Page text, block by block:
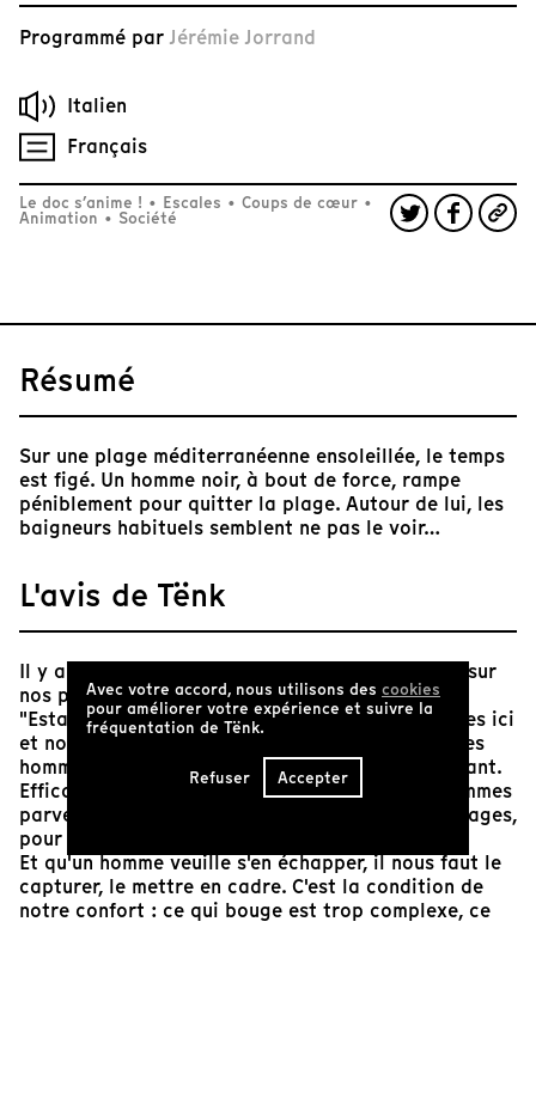
Programmé par Jérémie Jorrand
Italien
Français
Le doc s’anime ! • Escales • Coups de cœur •
Animation • Société
Résumé
Sur une plage méditerranéenne ensoleillée, le temps
est figé. Un homme noir, à bout de force, rampe
péniblement pour quitter la plage. Autour de lui, les
baigneurs habituels semblent ne pas le voir…
L'avis de Tënk
Il y a des hommes et des femmes qui s'échouent sur
nos plages, et ce sont des images.
"Estate" nous place sur cette plage. Nous sommes ici
et nous mangeons des glaces. À côte de nous, des
hommes presque morts. Le contraste est saisissant.
Efficace, oui. Mais il est déjà un cliché. Nous sommes
parvenus à fondre notre culpabilité dans des images,
pour mieux nous en débarrasser.
Et qu'un homme veuille s'en échapper, il nous faut le
capturer, le mettre en cadre. C'est la condition de
notre confort : ce qui bouge est trop complexe, ce
Avec votre accord, nous utilisons des cookies
pour améliorer votre expérience et suivre la
fréquentation de Tënk.
Refuser Accepter